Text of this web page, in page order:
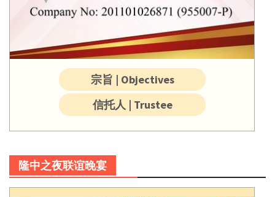
宗旨 | Objectives
信托人 | Trustee
隆中之夜联谊晚宴